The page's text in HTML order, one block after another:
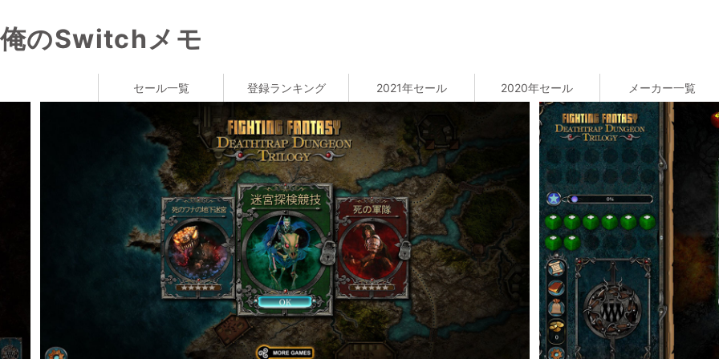
俺のSwitchメモ
セール一覧 登録ランキング 2021年セール 2020年セール メーカー一覧